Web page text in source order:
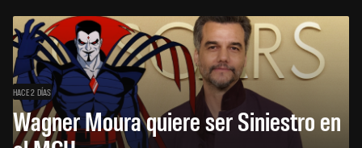
HACE 2 DÍAS
Wagner Moura quiere ser Siniestro en